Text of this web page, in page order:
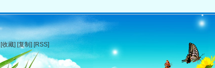
[收藏] [复制] [RSS]